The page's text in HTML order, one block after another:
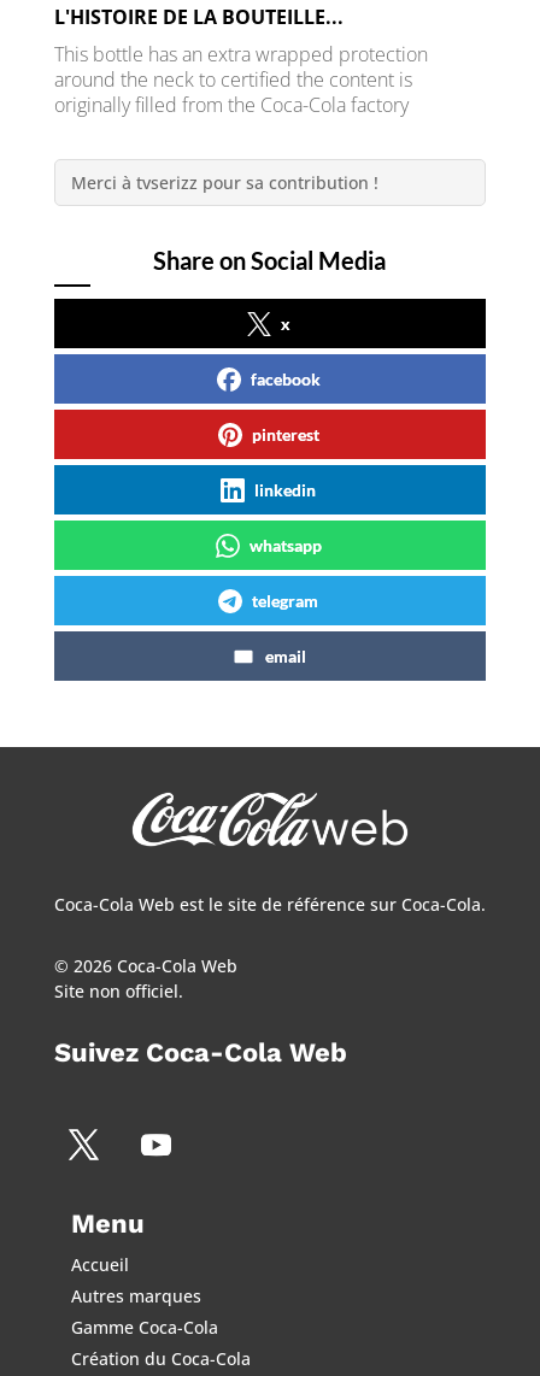
L'HISTOIRE DE LA BOUTEILLE...
This bottle has an extra wrapped protection
around the neck to certified the content is
originally filled from the Coca-Cola factory
Merci à tvserizz pour sa contribution !
Share on Social Media
x
facebook
pinterest
linkedin
whatsapp
telegram
email
Coca-Cola Web est le site de référence sur Coca-Cola.
© 2026 Coca-Cola Web
Site non officiel.
Suivez Coca-Cola Web
Menu
Accueil
Autres marques
Gamme Coca-Cola
Création du Coca-Cola